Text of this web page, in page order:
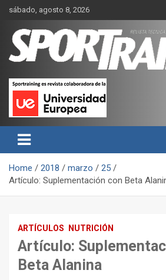
Skip
content
sábado, agosto 8, 2026
Revista técnica del
Sport Training
rendimiento, nutrición y entrenamiento.
Home 2018 marzo
25
Artículo: Suplementación con Beta
ARTÍCULOS NUTRICIÓN
Artículo:
Beta Alanina